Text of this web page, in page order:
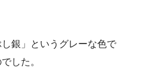
銀」というグレーな色で
した。